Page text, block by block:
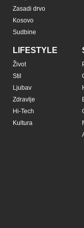
Zasadi drvo
Kosovo
Sudbine
LIFESTYLE
Život
Stil
Ljubav
Zdravlje
Hi-Tech
Kultura